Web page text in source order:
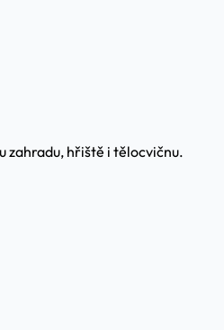
zahradu, hřiště i tělocvičnu.